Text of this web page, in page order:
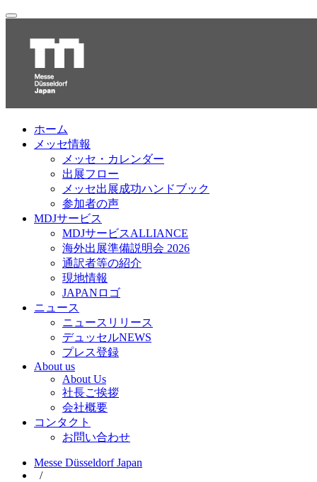
ホーム
メッセ情報
メッセ・カレンダー
出展フロー
メッセ出展成功ハンドブック
参加者の声
MDJサービス
MDJサービスALLIANCE
海外出展準備説明会 2026
通訳者等の紹介
現地情報
JAPANロゴ
ニュース
ニュースリリース
デュッセルNEWS
プレス登録
About us
About Us
社長ご挨拶
会社概要
コンタクト
お問い合わせ
Messe Düsseldorf Japan
/